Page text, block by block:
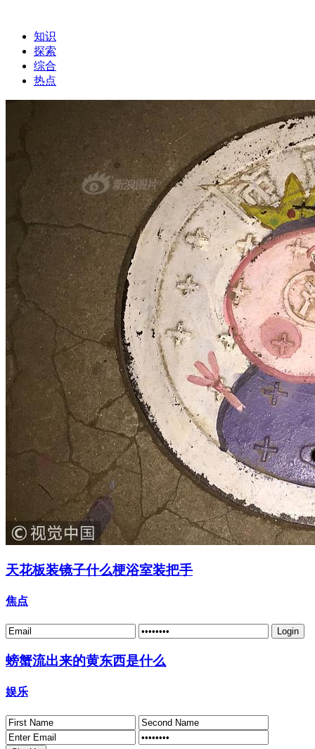
知识
探索
综合
热点
天花板装镜子什么梗浴室装把手
焦点
螃蟹流出来的黄东西是什么
娱乐